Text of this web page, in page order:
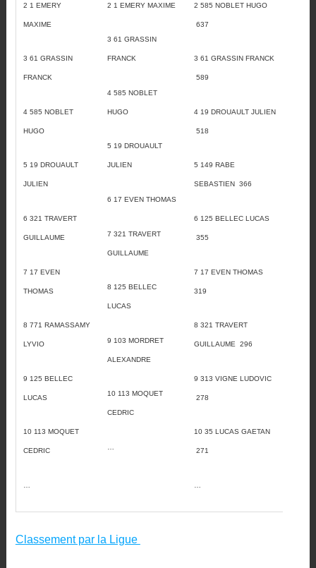
2 1 EMERY
MAXIME
3 61 GRASSIN
FRANCK
4 585 NOBLET
HUGO
5 19 DROUAULT
JULIEN
6 321 TRAVERT
GUILLAUME
7 17 EVEN
THOMAS
8 771 RAMASSAMY
LYVIO
9 125 BELLEC
LUCAS
10 113 MOQUET
CEDRIC
2 1 EMERY MAXIME
3 61 GRASSIN
FRANCK
4 585 NOBLET
HUGO
5 19 DROUAULT
JULIEN
6 17 EVEN THOMAS
7 321 TRAVERT
GUILLAUME
8 125 BELLEC
LUCAS
9 103 MORDRET
ALEXANDRE
10 113 MOQUET
CEDRIC
2 585 NOBLET HUGO
637
3 61 GRASSIN FRANCK
589
4 19 DROUAULT JULIEN
518
5 149 RABE
SEBASTIEN 366
6 125 BELLEC LUCAS
355
7 17 EVEN THOMAS
319
8 321 TRAVERT
GUILLAUME 296
9 313 VIGNE LUDOVIC
278
10 35 LUCAS GAETAN
271
Classement par la Ligue